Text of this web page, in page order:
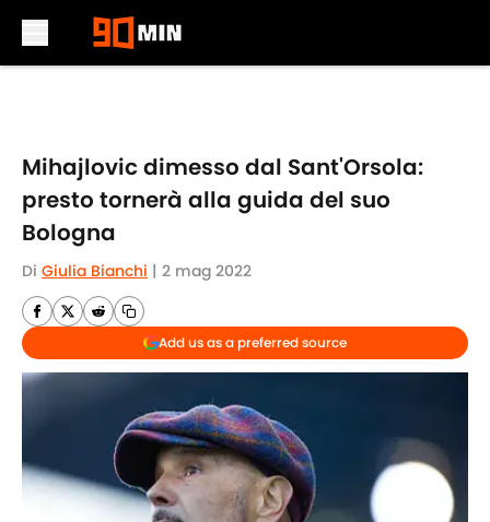
Mihajlovic dimesso dal Sant'Orsola:
presto tornerà alla guida del suo
Bologna
Di Giulia Bianchi | 2 mag 2022
Add us as a preferred source